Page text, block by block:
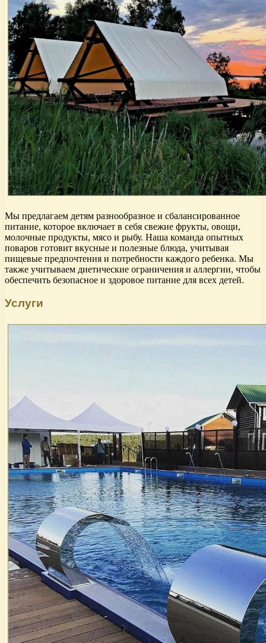
Мы предлагаем детям разнообразное и сбалансированное
питание, которое включает в себя свежие фрукты, овощи,
молочные продукты, мясо и рыбу. Наша команда опытных
поваров готовит вкусные и полезные блюда, учитывая
пищевые предпочтения и потребности каждого ребенка. Мы
также учитываем диетические ограничения и аллергии, чтобы
обеспечить безопасное и здоровое питание для всех детей.
Услуги